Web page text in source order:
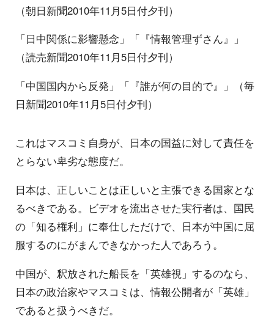
（朝日新聞2010年11月5日付夕刊）
「日中関係に影響懸念」「『情報管理ずさん』」
（読売新聞2010年11月5日付夕刊）
「中国国内から反発」「『誰が何の目的で』」（毎
日新聞2010年11月5日付夕刊）
これはマスコミ自身が、日本の国益に対して責任を
とらない卑劣な態度だ。
日本は、正しいことは正しいと主張できる国家とな
るべきである。ビデオを流出させた実行者は、国民
の「知る権利」に奉仕しただけで、日本が中国に屈
服するのにがまんできなかった人であろう。
中国が、釈放された船長を「英雄視」するのなら、
日本の政治家やマスコミは、情報公開者が「英雄」
であると扱うべきだ。